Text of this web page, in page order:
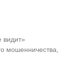
видит»
мошенничества,